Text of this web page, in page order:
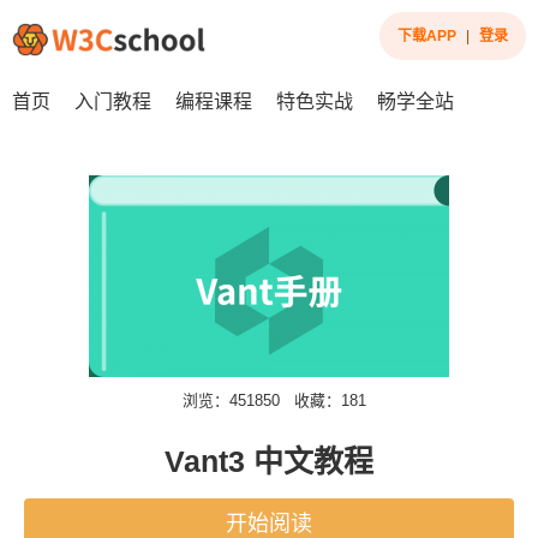
下载APP 登录
首页 入门教程 编程课程 特色实战 畅学全站
浏览：451850 收藏：181
Vant3 中文教程
开始阅读